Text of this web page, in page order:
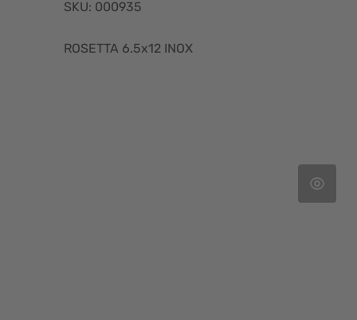
SKU: 000935
ROSETTA 6.5x12 INOX